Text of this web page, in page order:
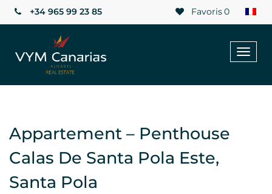
Favoris0
+34 965 99 23 85
Appartement – Penthouse
Calas De Santa Pola Este,
Santa Pola